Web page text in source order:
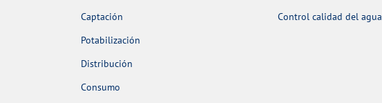
Captación
Potabilización
Distribución
Consumo
Control calidad del agua